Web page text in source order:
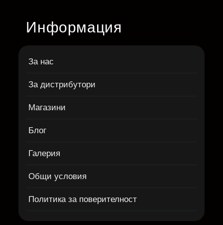
Информация
За нас
За дистрибутори
Магазини
Блог
Галерия
Общи условия
Политика за поверителност